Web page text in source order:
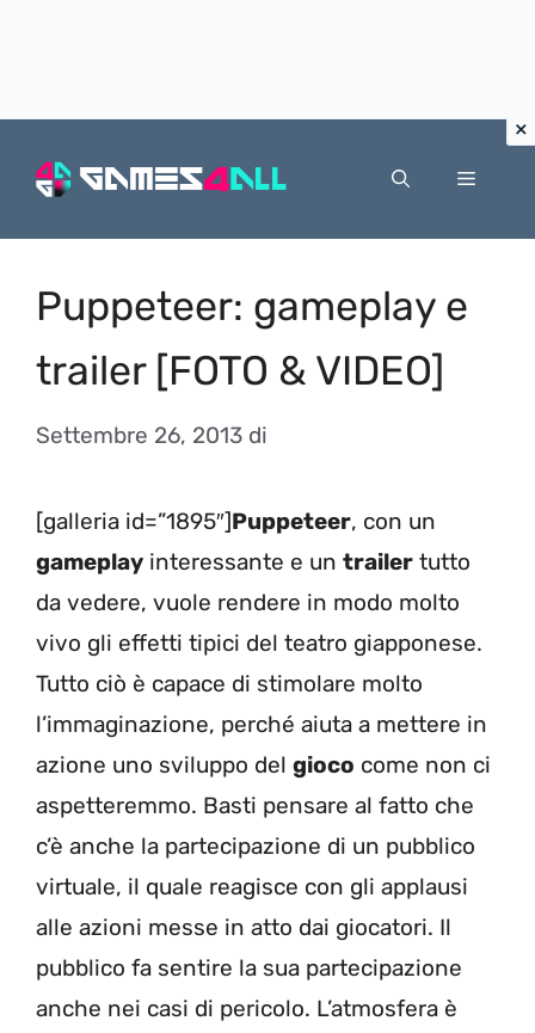
Menu
Puppeteer: gameplay e
trailer [FOTO & VIDEO]
Settembre 26, 2013 di
[galleria id=”1895″]Puppeteer, con un
gameplay interessante e un trailer tutto
da vedere, vuole rendere in modo molto
vivo gli effetti tipici del teatro giapponese.
Tutto ciò è capace di stimolare molto
l’immaginazione, perché aiuta a mettere in
azione uno sviluppo del gioco come non ci
aspetteremmo. Basti pensare al fatto che
c’è anche la partecipazione di un pubblico
virtuale, il quale reagisce con gli applausi
alle azioni messe in atto dai giocatori. Il
pubblico fa sentire la sua partecipazione
anche nei casi di pericolo. L’atmosfera è